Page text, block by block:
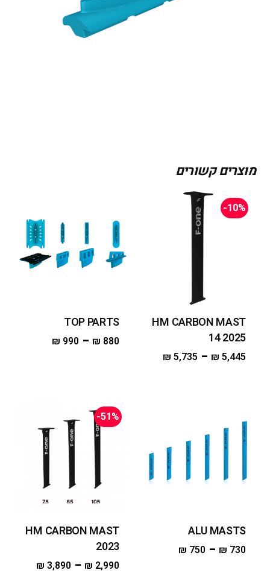
מוצרים קשורים
-10%
HM CARBON MAST
14 2025
₪ 5,445
–
₪ 5,735
TOP PARTS
₪ 880
–
₪ 990
ALU MASTS
₪ 730
–
₪ 750
-51%
HM CARBON MAST
2023
₪ 2,990
–
₪ 3,890